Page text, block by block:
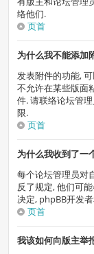
络他们.
页首
为什么我不能添加
发表附件的功能,
不允许在某些版面
件. 请联络论坛管
限.
页首
为什么我收到了一
每个论坛管理员对
反了规定, 他们可
决定, phpBB开发
页首
我该如何向版主举